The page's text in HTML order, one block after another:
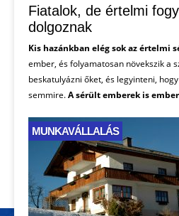
Fiatalok, de értelmi
dolgoznak
Kis hazánkban elég sok az értelmi
ember, és folyamatosan növekszik a
beskatulyázni őket, és legyinteni,
semmire.A sérült emberek is
MUNKAVÁLLALÁS